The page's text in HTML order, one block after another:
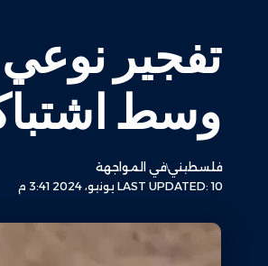
تفجير
وسط
LAST UPDATED: 10 يونيو، 2024 3:41 م
فلسطينيفي المواجهة